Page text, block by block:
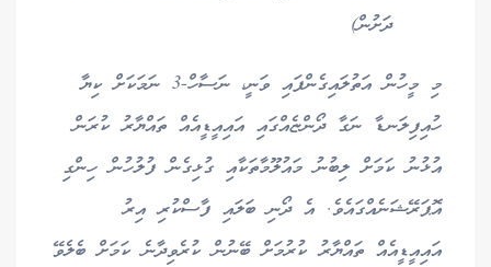
ދަށުން)
މި މީހުން އަތުލައިގެންފައި ވަނީ، ނަސާހް-3 ނަމަކަށް ކިޔާ
ހުއިފިލަނޑާ ނަގާ ދޯންޏެއްގައި އައިއީޑީއެއް ތައްޔާރު ކުރަން
އުޅުނު ކަމަށް ލިބުނު މައުލޫމާތަކާއި ގުޅިގެން ފުލުހުން ހިންގި
އޮޕަރޭޝަނެއްގައެވެ. އެ ދޯނި ބަލައި ފާސްކުރި އިރު
އައިއީޑީއެއް ތައްޔާރު ކުރުމަށް ބޭނުން ކުރެވިދާނެ ކަމަށް ބެލެވޭ